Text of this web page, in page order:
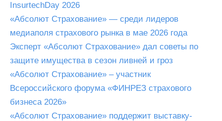
InsurtechDay 2026
«Абсолют Страхование» — среди лидеров
медиаполя страхового рынка в мае 2026 года
Эксперт «Абсолют Страхование» дал советы по
защите имущества в сезон ливней и гроз
«Абсолют Страхование» – участник
Всероссийского форума «ФИНРЕЗ страхового
бизнеса 2026»
«Абсолют Страхование» поддержит выставку-